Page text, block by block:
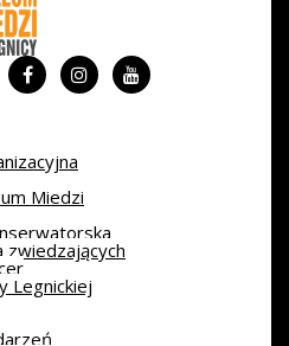
Miedzi
zwiedzających
Legnickiej